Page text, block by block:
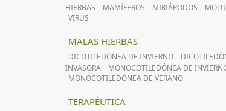
HIERBAS
MAMÍFEROS MIRIÁPODOS
VIRUS
MALAS HIERBAS
DICOTILEDÓNEA DE INVIERNO
INVASORA
MONOCOTILEDÓNEA DE
MONOCOTILEDÓNEA DE VERANO
TERAPÉUTICA